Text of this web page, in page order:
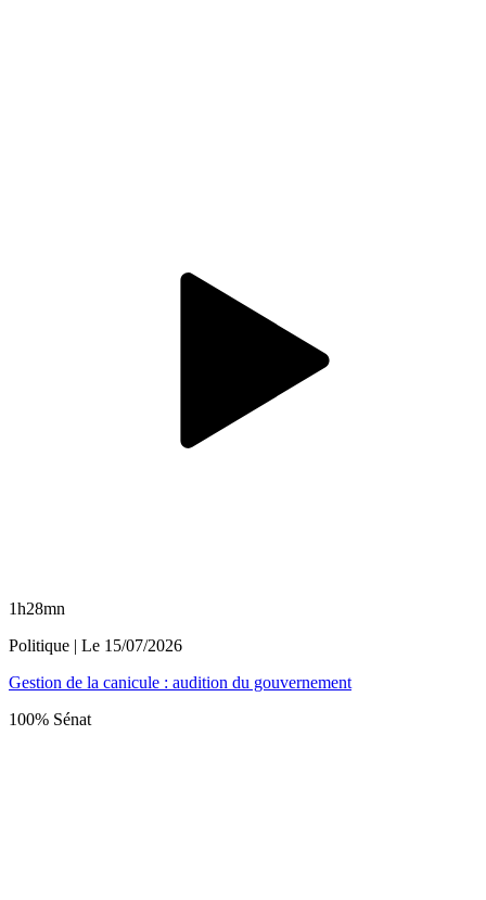
1h28mn
Politique | Le 15/07/2026
Gestion de la canicule : audition du gouvernement
100% Sénat